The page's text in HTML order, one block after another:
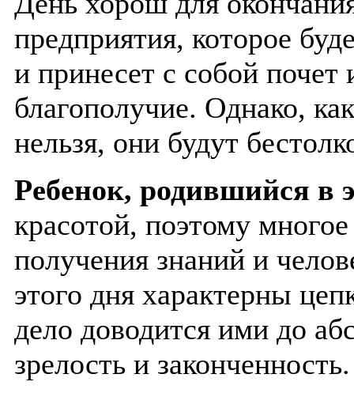
предприятия, которое
и принесет с собой почет
благополучие. Однако,
нельзя, они будут
Ребенок, родившийся в
красотой, поэтому
получения знаний и
этого дня характерны
дело доводится ими до
зрелость и законченность.